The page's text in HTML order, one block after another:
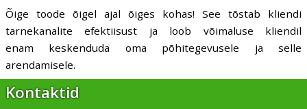
Õige toode õigel ajal õiges kohas! See tõstab kliendi
tarnekanalite efektiisust ja loob võimaluse kliendil
enam keskenduda oma põhitegevusele ja selle
arendamisele.
Kontaktid